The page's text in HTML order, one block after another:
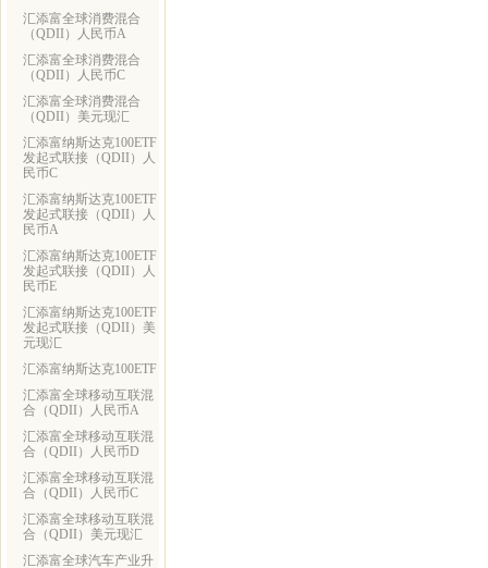
汇添富全球消费混合
（QDII）人民币A
汇添富全球消费混合
（QDII）人民币C
汇添富全球消费混合
（QDII）美元现汇
汇添富纳斯达克100ETF
发起式联接（QDII）人
民币C
汇添富纳斯达克100ETF
发起式联接（QDII）人
民币A
汇添富纳斯达克100ETF
发起式联接（QDII）人
民币E
汇添富纳斯达克100ETF
发起式联接（QDII）美
元现汇
汇添富纳斯达克100ETF
汇添富全球移动互联混
合（QDII）人民币A
汇添富全球移动互联混
合（QDII）人民币D
汇添富全球移动互联混
合（QDII）人民币C
汇添富全球移动互联混
合（QDII）美元现汇
汇添富全球汽车产业升